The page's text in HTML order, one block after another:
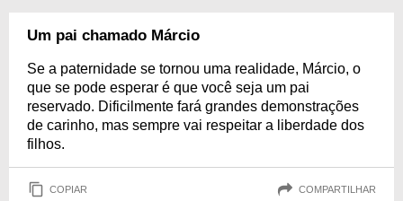
Um pai chamado Márcio
Se a paternidade se tornou uma realidade, Márcio, o
que se pode esperar é que você seja um pai
reservado. Dificilmente fará grandes demonstrações
de carinho, mas sempre vai respeitar a liberdade dos
filhos.
COPIAR COMPARTILHAR